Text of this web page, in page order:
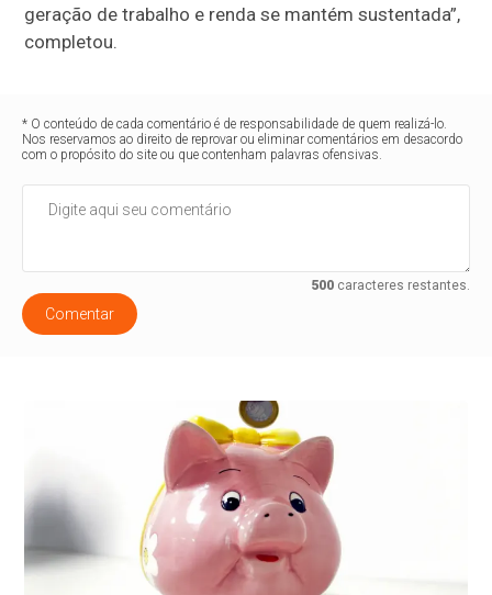
geração de trabalho e renda se mantém sustentada”,
completou.
* O conteúdo de cada comentário é de responsabilidade de quem realizá-lo.
Nos reservamos ao direito de reprovar ou eliminar comentários em desacordo
com o propósito do site ou que contenham palavras ofensivas.
500caracteres restantes.
Comentar